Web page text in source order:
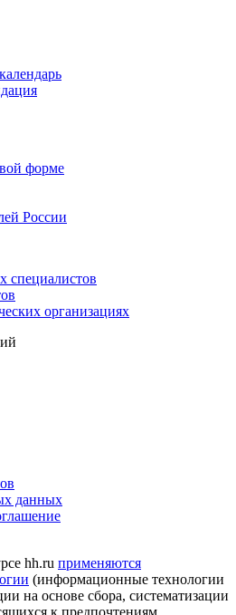
форме
России
специалистов
организациях
данных
hh.ru применяются
(информационные технологии
на основе сбора, систематизации
к предпочтениям